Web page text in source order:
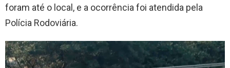
foram até o local, e a ocorrência foi atendida pela
Polícia Rodoviária.